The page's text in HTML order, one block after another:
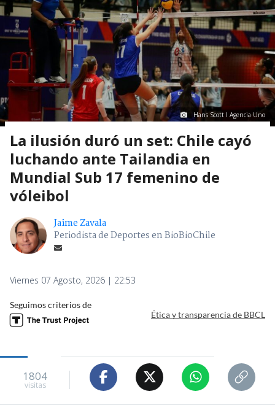
Hans Scott I Agencia Uno
La ilusión duró un set: Chile cayó
luchando ante Tailandia en
Mundial Sub 17 femenino de
vóleibol
Jaime Zavala
Periodista de Deportes en BioBioChile
Viernes 07 Agosto, 2026 | 22:53
Seguimos criterios de
Ética y transparencia de BBCL
1804
visitas